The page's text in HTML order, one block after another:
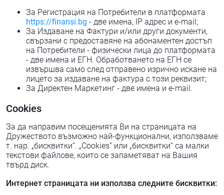
За Регистрация на Потребители в платформата
https://finansi.bg - две имена, IP адрес и e-mail;
За Издаване на Фактури и/или други документи,
свързани с предоставяне на абонаментен достъп
на Потребители - физически лица до платформата
- две имена и ЕГН. Обработването на ЕГН се
извършва само след отправено изрично искане на
лицето за издаване на фактура с този реквизит;
За Директен Маркетинг - две имена и e-mail.
Cookies
За да направим посещенията Ви на страницата на
Дружеството възможно най-функционални, използваме
т. нар. „бисквитки“. „Сооkіеѕ“ или „бисквитки“ са малки
текстови файлове, които се запаметяват на Вашия
твърд диск.
Интернет страницата ни използва следните бисквитки: